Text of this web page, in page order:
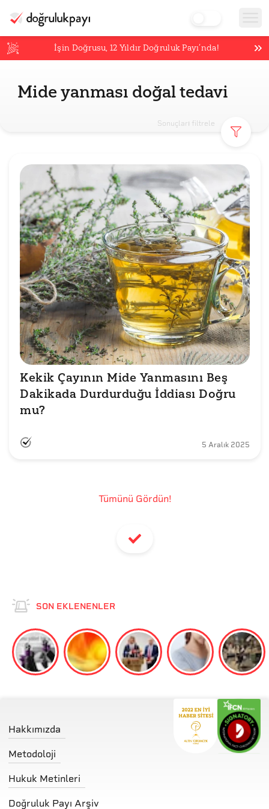
İşin Doğrusu,12 Yıldır Doğruluk Payı’nda!
Mide yanması doğal tedavi
Sonuçları filtrele
Kekik Çayının Mide Yanmasını Beş
Dakikada Durdurduğu İddiası Doğru
mu?
5 Aralık 2025
Tümünü Gördün!
SON EKLENENLER
Hakkımızda
Metodoloji
Hukuk Metinleri
Doğruluk Payı Arşiv